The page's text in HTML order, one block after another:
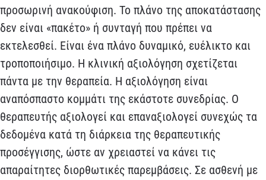
προσωρινή ανακούφιση. Το πλάνο της αποκατάστασης
δεν είναι «πακέτο» ή συνταγή που πρέπει να
εκτελεσθεί. Είναι ένα πλάνο δυναμικό, ευέλικτο και
τροποποιήσιμο. Η κλινική αξιολόγηση σχετίζεται
πάντα με την θεραπεία. Η αξιολόγηση είναι
αναπόσπαστο κομμάτι της εκάστοτε συνεδρίας. Ο
θεραπευτής αξιολογεί και επαναξιολογεί συνεχώς τα
δεδομένα κατά τη διάρκεια της θεραπευτικής
προσέγγισης, ώστε αν χρειαστεί να κάνει τις
απαραίτητες διορθωτικές παρεμβάσεις. Σε ασθενή με